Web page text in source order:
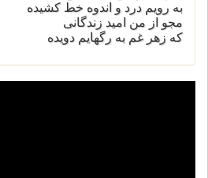
به رويم درد و اندوه خط کشيده
مجو از من اميد زندگانی
که زهر غم به رگهايم دويده